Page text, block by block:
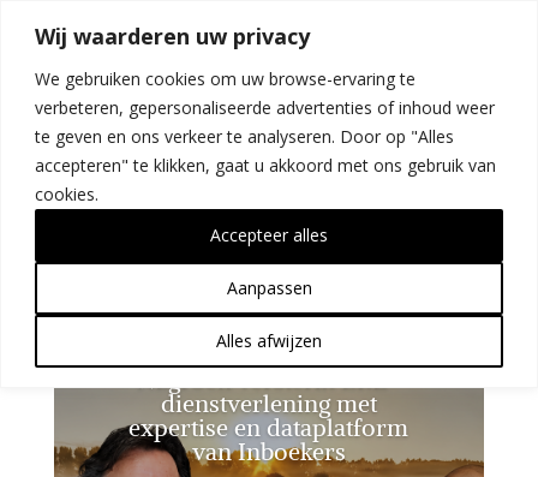
Wij waarderen uw privacy
We gebruiken cookies om uw browse-ervaring te
verbeteren, gepersonaliseerde advertenties of inhoud weer
te geven en ons verkeer te analyseren. Door op "Alles
accepteren" te klikken, gaat u akkoord met ons gebruik van
cookies.
Aanpassen
Alles afwijzen
Accepteer alles
Nieuws
dienstverlening met
expertise en dataplatform
van Inboekers